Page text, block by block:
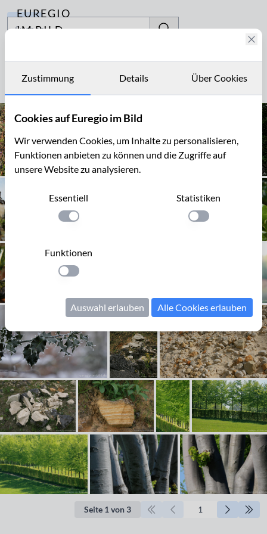
EUREGIO
IM BILD
Archiv
Kontakt
Archiv
Seite 1 von 3
Zustimmung Details Über Cookies
Cookies auf Euregio im Bild
Wir verwenden Cookies, um Inhalte zu personalisieren,
Funktionen anbieten zu können und die Zugriffe auf
unsere Website zu analysieren.
Essentiell
Einstellung anwenden
Statistiken
Einstellung
Funktionen
Einstellung anwenden
Auswahl erlauben Alle Cookies erlauben